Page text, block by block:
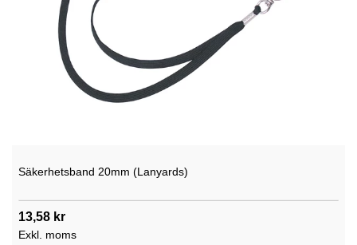
Säkerhetsband 20mm (Lanyards)
13,58 kr
Exkl. moms